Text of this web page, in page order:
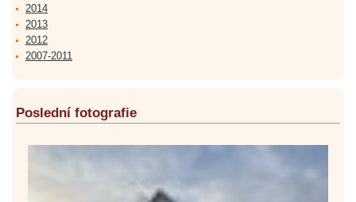
2014
2013
2012
2007-2011
Poslední fotografie